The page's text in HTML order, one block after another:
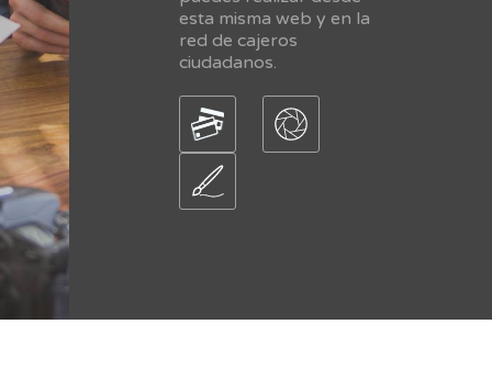
esta misma web y en la
red de cajeros
ciudadanos.